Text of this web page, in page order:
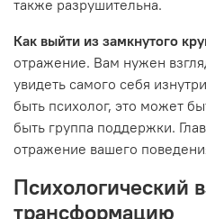
также разрушительна.
Как выйти из замкнутого
отражение. Вам нужен
увидеть самого себя
быть психолог, это может
быть группа поддержки.
отражение вашего
Психологический
трансформацию